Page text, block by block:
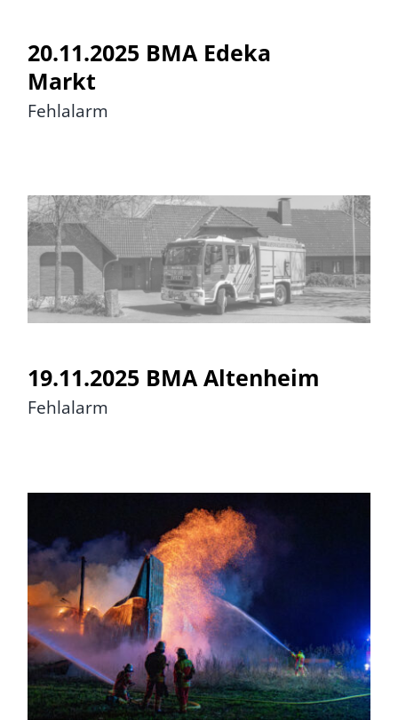
20.11.2025 BMA Edeka
Markt
Fehlalarm
19.11.2025 BMA Altenheim
19.11.2025 BMA Altenheim
Fehlalarm
16.11.2025 FEU 2 Großbrand
Nordhackstedt